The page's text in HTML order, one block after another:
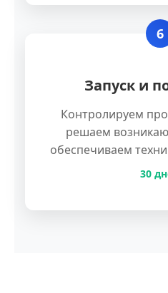
6
Запуск и
Контролируем
решаем
обеспечиваем
30